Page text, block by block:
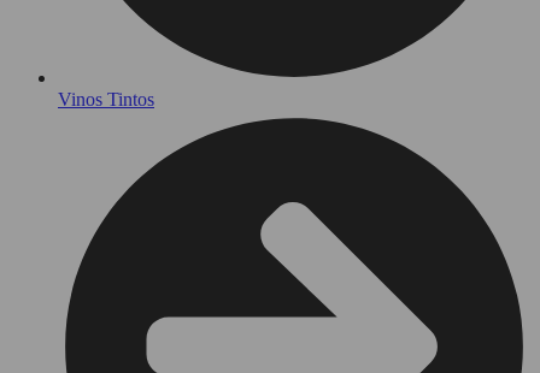
Vinos Tintos